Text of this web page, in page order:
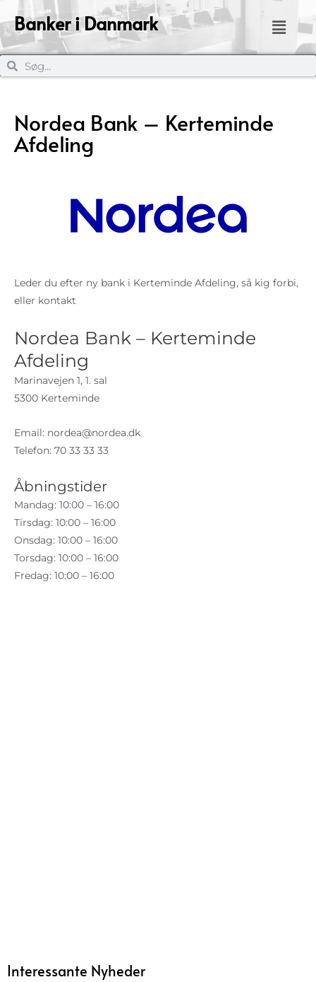
Banker i Danmark
Nordea Bank – Kerteminde
Afdeling
Leder du efter ny bank i Kerteminde Afdeling, så kig forbi,
eller kontakt
Nordea Bank – Kerteminde
Afdeling
Marinavejen 1, 1. sal
5300 Kerteminde
Email: nordea@nordea.dk
Telefon: 70 33 33 33
Åbningstider
Mandag: 10:00 – 16:00
Tirsdag: 10:00 – 16:00
Onsdag: 10:00 – 16:00
Torsdag: 10:00 – 16:00
Fredag: 10:00 – 16:00
Interessante Nyheder